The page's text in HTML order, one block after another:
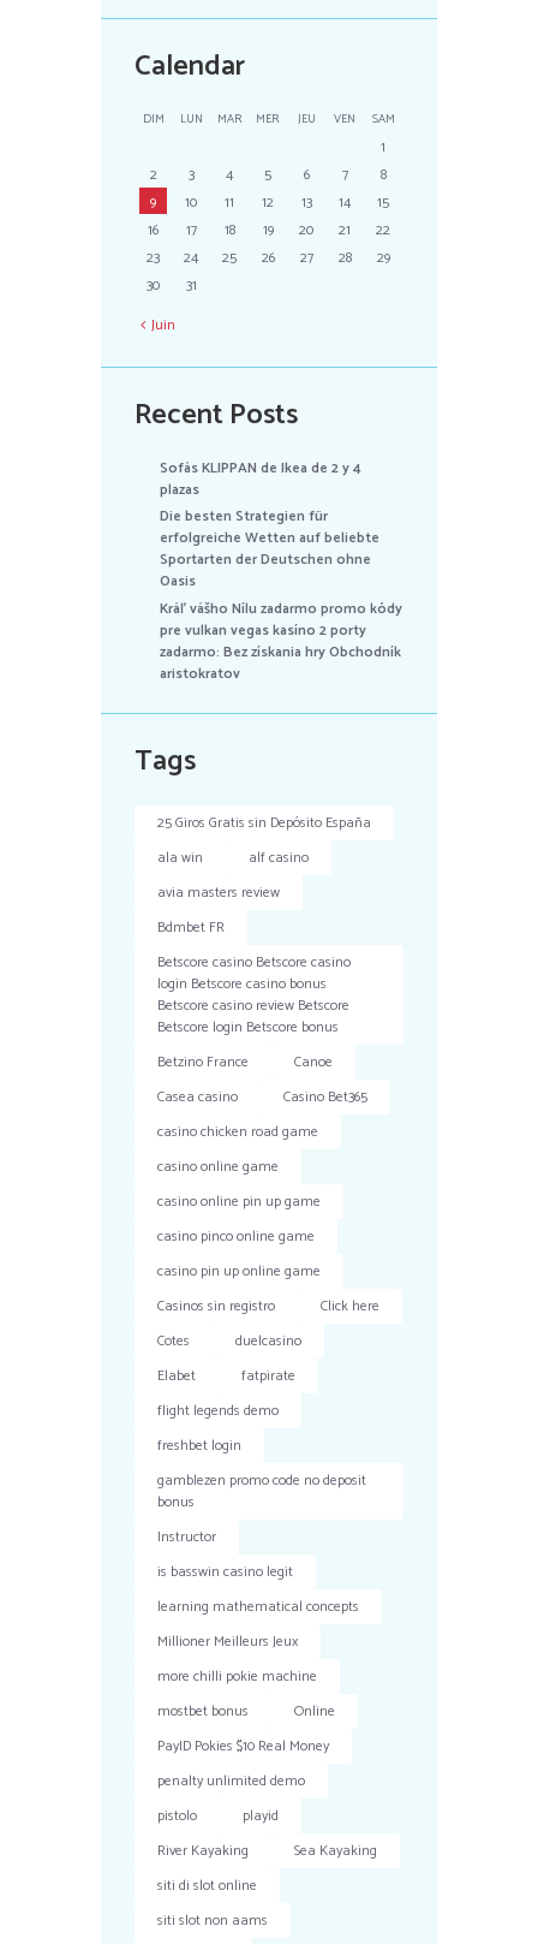
Calendar
DIM LUN MAR MER JEU VEN SAM
1
2
3 4 5 6 7
8
9
10 11 12 13 14
15
16
17 18 19 20 21
22
23
24 25 26 27 28
29
30
31
Juin
Recent Posts
Sofás KLIPPAN de Ikea de 2 y 4
plazas
Die besten Strategien für
erfolgreiche Wetten auf beliebte
Sportarten der Deutschen ohne
Oasis
Kráľ vášho Nílu zadarmo promo kódy
pre vulkan vegas kasíno 2 porty
zadarmo: Bez získania hry Obchodník
aristokratov
Tags
25 Giros Gratis sin Depósito España
ala win
alf casino
avia masters review
Bdmbet FR
Betscore casino Betscore casino
login Betscore casino bonus
Betscore casino review Betscore
Betscore login Betscore bonus
Betzino France
Canoe
Casea casino
Casino Bet365
casino chicken road game
casino online game
casino online pin up game
casino pinco online game
casino pin up online game
Casinos sin registro
Click here
Cotes
duelcasino
Elabet
fatpirate
flight legends demo
freshbet login
gamblezen promo code no deposit
bonus
Instructor
is basswin casino legit
learning mathematical concepts
Millioner Meilleurs Jeux
more chilli pokie machine
mostbet bonus
Online
PayID Pokies $10 Real Money
penalty unlimited demo
pistolo
playid
River Kayaking
Sea Kayaking
siti di slot online
siti slot non aams